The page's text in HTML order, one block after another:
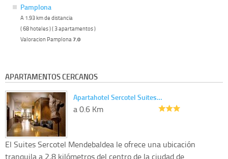
Pamplona
A 1.93 km de distancia
( 68 hoteles ) ( 3 apartamentos )
Valoracion Pamplona 7.0
APARTAMENTOS CERCANOS
Apartahotel Sercotel Suites…
a 0.6 Km
El Suites Sercotel Mendebaldea le ofrece una ubicación
tranquila a 2,8 kilómetros del centro de la ciudad de